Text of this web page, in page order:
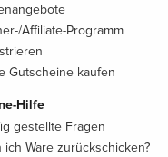
Affiliate-Programm
Gutscheine kaufen
Hilfe
gestellte Fragen
ich Ware zurückschicken?